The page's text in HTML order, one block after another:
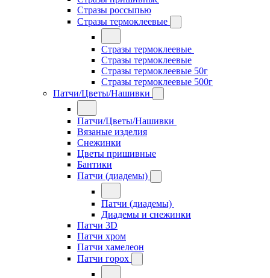
Стразы россыпью
Стразы термоклеевые
Стразы термоклеевые
Стразы термоклеевые
Стразы термоклеевые 50г
Стразы термоклеевые 500г
Патчи/Цветы/Нашивки
Патчи/Цветы/Нашивки
Вязаные изделия
Снежинки
Цветы пришивные
Бантики
Патчи (диадемы)
Патчи (диадемы)
Диадемы и снежинки
Патчи 3D
Патчи хром
Патчи хамелеон
Патчи горох